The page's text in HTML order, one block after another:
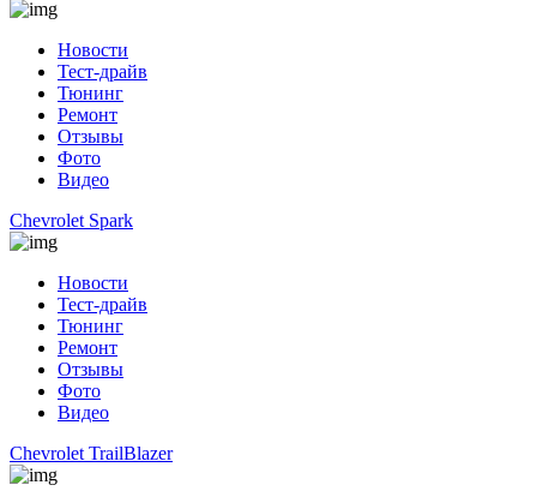
Новости
Тест-драйв
Тюнинг
Ремонт
Отзывы
Фото
Видео
Chevrolet Spark
Новости
Тест-драйв
Тюнинг
Ремонт
Отзывы
Фото
Видео
Chevrolet TrailBlazer